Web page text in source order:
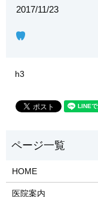
2017/11/23
h3
HOME
医院案内